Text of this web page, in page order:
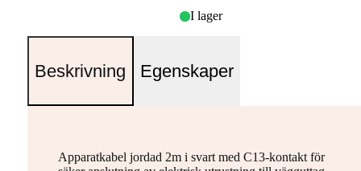
I lager
Beskrivning Egenskaper
Apparatkabel jordad 2m i svart med C13-kontakt för